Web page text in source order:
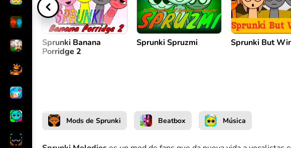
Sprunki Banana
Porridge 2
Sprunki Spruzmi Sprunki But
Mods de Sprunki Beatbox Música